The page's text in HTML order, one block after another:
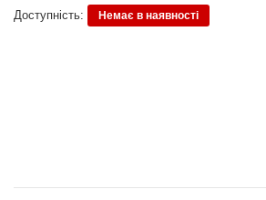
Доступність: Немає в наявності